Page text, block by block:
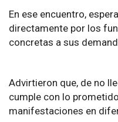
En ese encuentro,
directamente por los
concretas a sus
Advirtieron que, de no
cumple con lo
manifestaciones en